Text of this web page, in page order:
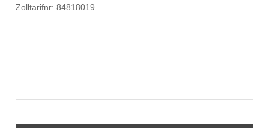
Zolltarifnr: 84818019